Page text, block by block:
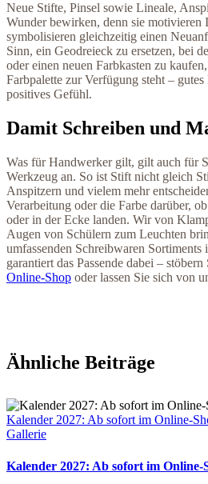
Neue Stifte, Pinsel sowie Lineale,
Wunder bewirken, denn sie motivieren
symbolisieren gleichzeitig einen
Sinn, ein Geodreieck zu ersetzen, bei
oder einen neuen Farbkasten zu
Farbpalette zur Verfügung steht –
positives Gefühl.
Damit Schreiben und
Was für Handwerker gilt, gilt auch für
Werkzeug an. So ist Stift nicht gleich
Anspitzern und vielem mehr
Verarbeitung oder die Farbe darüber,
oder in der Ecke landen. Wir von
Augen von Schülern zum Leuchten
umfassenden Schreibwaren
garantiert das Passende dabei –
Online-Shop oder lassen Sie sich von
Ähnliche Beiträge
Kalender 2027: Ab sofort im Online-
Gallerie
Kalender 2027: Ab sofort im Online-